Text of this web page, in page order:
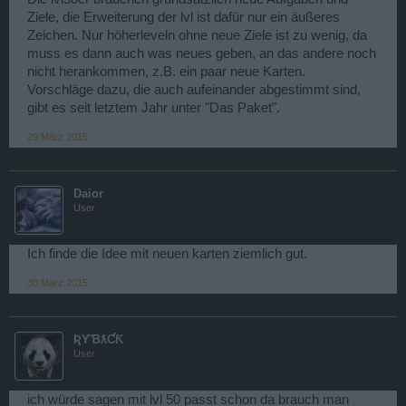
Ziele, die Erweiterung der lvl ist dafür nur ein äußeres
Zeichen. Nur höherleveln ohne neue Ziele ist zu wenig, da
muss es dann auch was neues geben, an das andere noch
nicht herankommen, z.B. ein paar neue Karten.
Vorschläge dazu, die auch aufeinander abgestimmt sind,
gibt es seit letztem Jahr unter "Das Paket".
29 März 2015
Daior
User
Ich finde die Idee mit neuen karten ziemlich gut.
30 März 2015
ƦƳƁƛƇƘ
User
ich würde sagen mit lvl 50 passt schon da brauch man